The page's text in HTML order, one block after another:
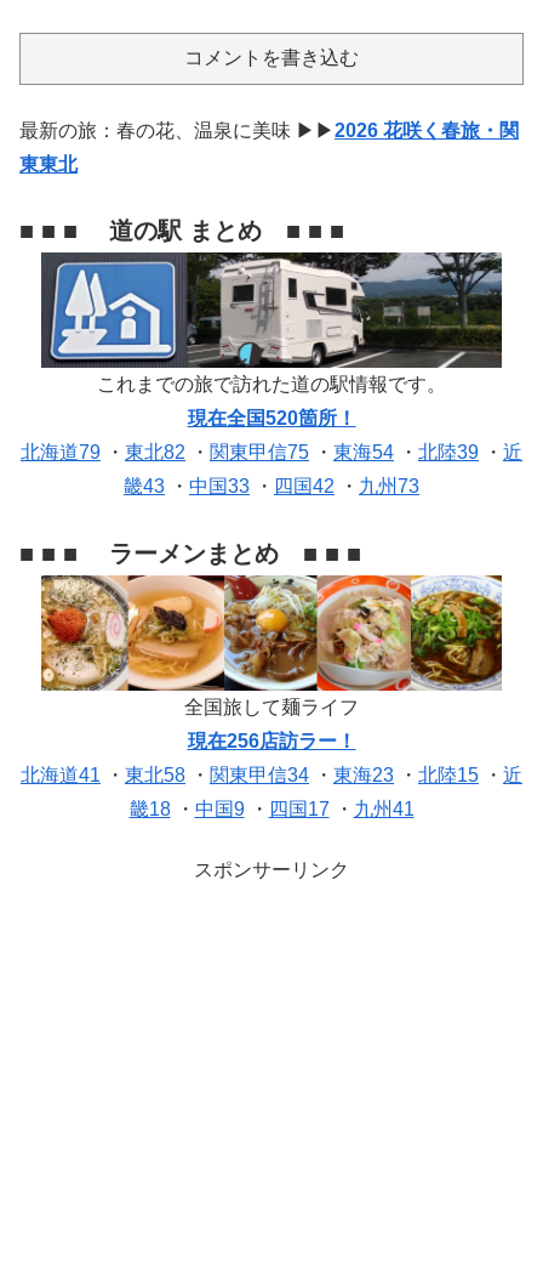
コメントを書き込む
最新の旅：春の花、温泉に美味 ▶▶2026 花咲く春旅・関
東東北
■ ■ ■ 道の駅 まとめ ■ ■ ■
これまでの旅で訪れた道の駅情報です。
現在全国520箇所！
北海道79 ・ 東北82 ・ 関東甲信75 ・ 東海54 ・ 北陸39 ・ 近
畿43 ・ 中国33 ・ 四国42 ・ 九州73
■ ■ ■ ラーメンまとめ ■ ■ ■
全国旅して麺ライフ
現在256店訪ラー！
北海道41 ・ 東北58 ・ 関東甲信34 ・ 東海23 ・ 北陸15 ・ 近
畿18・ 中国9・ 四国17 ・ 九州41
スポンサーリンク